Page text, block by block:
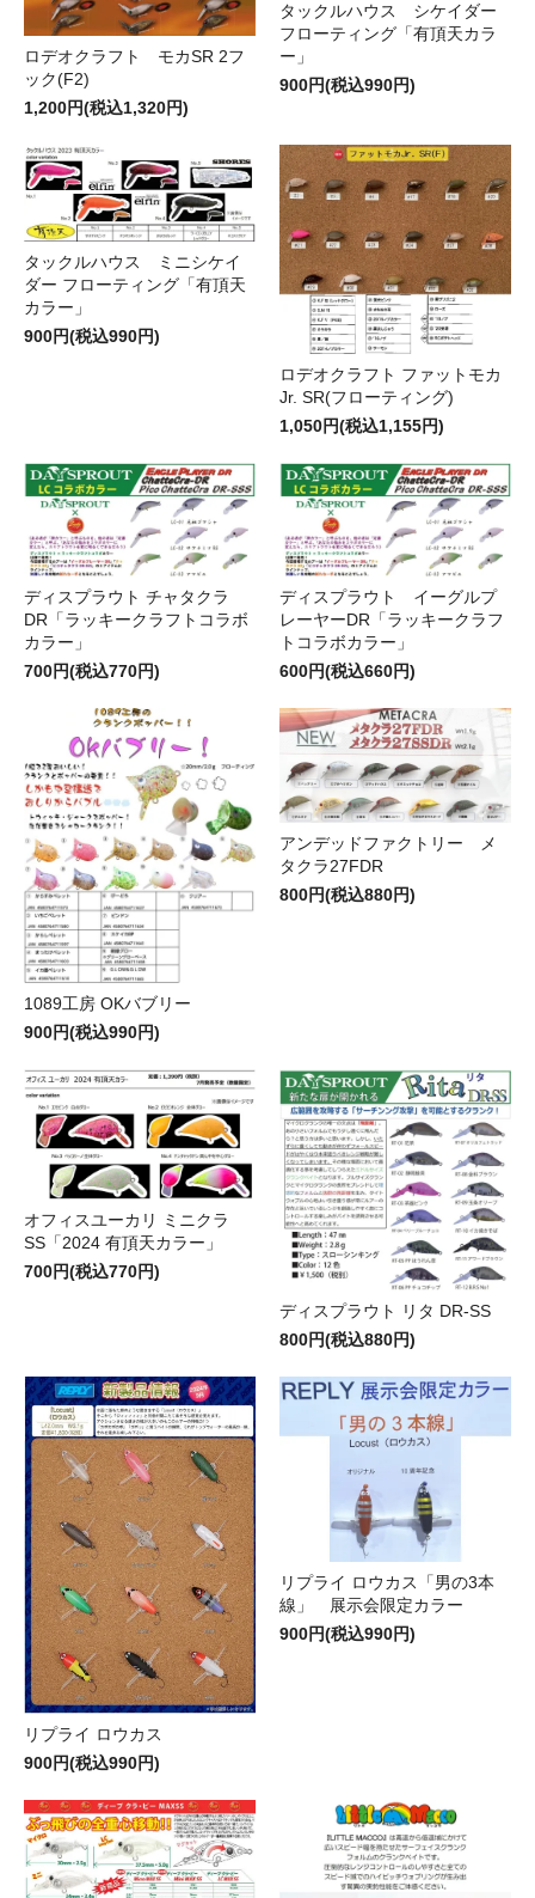
ロデオクラフト モカSR 2フ
ック(F2)
1,200円(税込1,320円)
タックルハウス シケイダー
フローティング「有頂天カラ
ー」
900円(税込990円)
タックルハウス ミニシケイ
ダー フローティング「有頂天
カラー」
900円(税込990円)
ロデオクラフト ファットモカ
Jr. SR(フローティング)
1,050円(税込1,155円)
ディスプラウト チャタクラ
DR「ラッキークラフトコラボ
カラー」
700円(税込770円)
ディスプラウト イーグルプ
レーヤーDR「ラッキークラフ
トコラボカラー」
600円(税込660円)
1089工房 OKバブリー
900円(税込990円)
アンデッドファクトリー メ
タクラ27FDR
800円(税込880円)
オフィスユーカリ ミニクラ
SS「2024 有頂天カラー」
700円(税込770円)
ディスプラウト リタ DR-SS
800円(税込880円)
リプライ ロウカス
900円(税込990円)
リプライ ロウカス「男の3本
線」 展示会限定カラー
900円(税込990円)